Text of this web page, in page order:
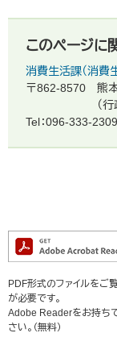
このページに
消費生活課（消費
〒862-8570
熊
（
Tel：096-333-2309
PDF形式のファイルをご
が必要です。
Adobe Readerをお持ち
さい。（無料）